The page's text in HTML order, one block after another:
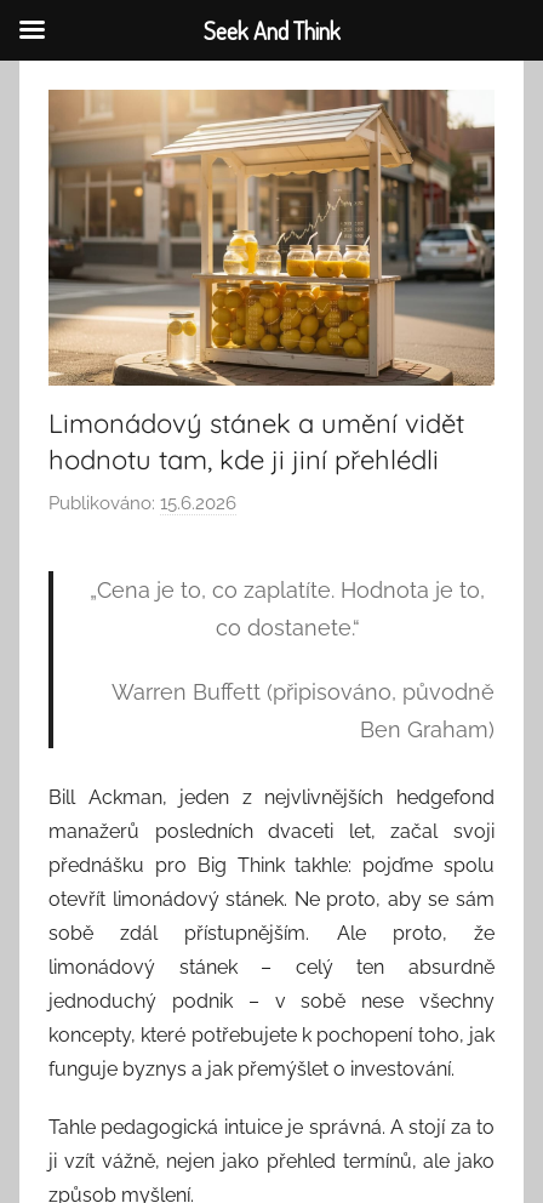
obsahu
Limonádový stánek a umění vidět
hodnotu tam, kde ji jiní přehlédli
Publikováno: 15.6.2026
o
r
S
A
T
h
i
k
„Cena je to, co zaplatíte. Hodnota je to,
co dostanete.“
Warren Buffett (připisováno, původně
Ben Graham)
Bill Ackman, jeden z nejvlivnějších hedgefond
manažerů posledních dvaceti let, začal svoji
přednášku pro Big Think takhle: pojďme spolu
otevřít limonádový stánek. Ne proto, aby se sám
sobě zdál přístupnějším. Ale proto, že
limonádový stánek – celý ten absurdně
jednoduchý podnik – v sobě nese všechny
koncepty, které potřebujete k pochopení toho, jak
funguje byznys a jak přemýšlet o investování.
Tahle pedagogická intuice je správná. A stojí za to
ji vzít vážně, nejen jako přehled termínů, ale jako
způsob myšlení.
Seek And Think